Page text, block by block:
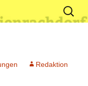
Suchen
nach:
Redaktion